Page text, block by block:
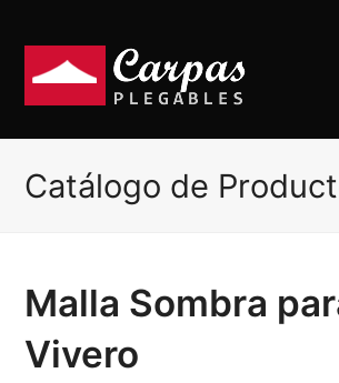
Catálogo de
Malla Sombra
Vivero